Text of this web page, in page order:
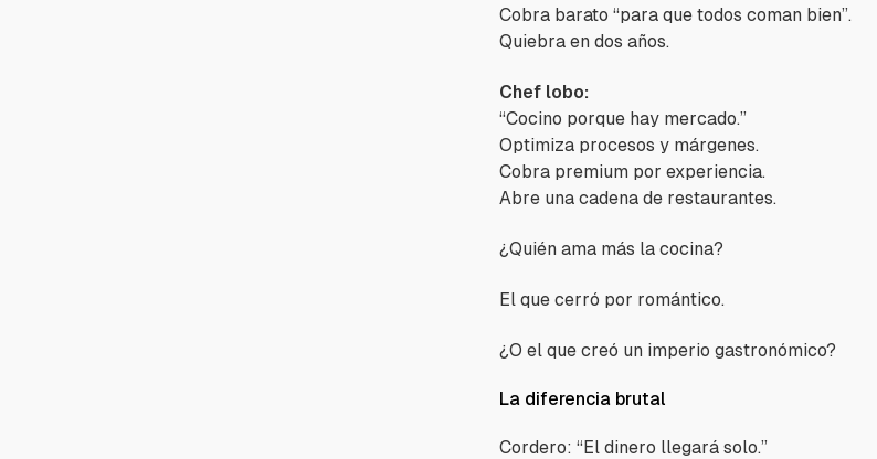
Cobra barato “para que todos coman bien”.
Quiebra en dos años.
Chef lobo:
“Cocino porque hay mercado.”
Optimiza procesos y márgenes.
Cobra premium por experiencia.
Abre una cadena de restaurantes.
¿Quién ama más la cocina?
El que cerró por romántico.
¿O el que creó un imperio gastronómico?
La diferencia brutal
Cordero: “El dinero llegará solo.”